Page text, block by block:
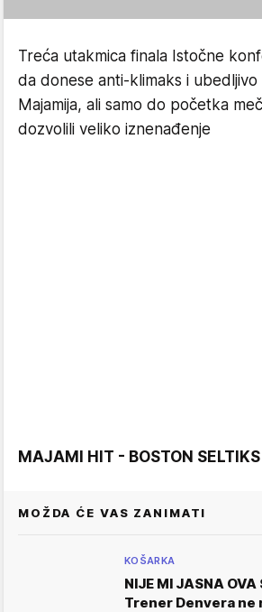
Treća utakmica finala Istočne
da donese anti-klimaks i
Majamija, ali samo do početka
dozvolili veliko iznenađenje
MAJAMI HIT - BOSTON
MOŽDA ĆE VAS ZANIMATI
KOŠARKA
NIJE MI JASNA
Trener Denvera ne